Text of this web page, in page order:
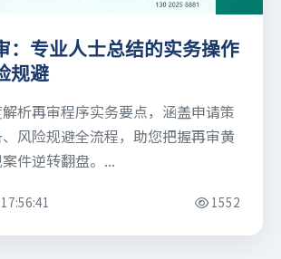
：专业人士总结的实务操作
规避
析再审程序实务要点，涵盖申请策
风险规避全流程，助您把握再审黄
件逆转翻盘。...
1552